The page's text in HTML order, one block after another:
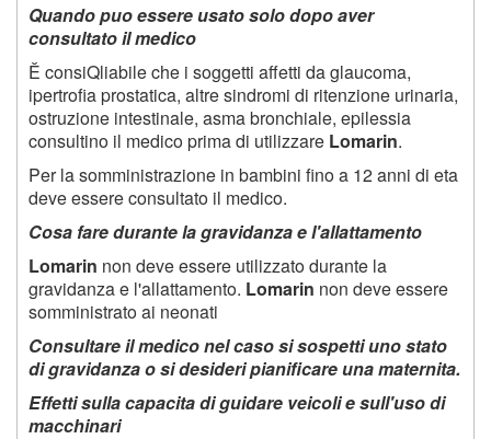
Quando puo essere usato solo dopo aver
consultato il medico
Ě consiQliabile che i soggetti affetti da glaucoma,
ipertrofia prostatica, altre sindromi di ritenzione urinaria,
ostruzione intestinale, asma bronchiale, epilessia
consultino il medico prima di utilizzare Lomarin.
Per la somministrazione in bambini fino a 12 anni di eta
deve essere consultato il medico.
Cosa fare durante la gravidanza e l'allattamento
Lomarin non deve essere utilizzato durante la
gravidanza e l'allattamento. Lomarin non deve essere
somministrato ai neonati
Consultare il medico nel caso si sospetti uno stato
di gravidanza o si desideri pianificare una maternita.
Effetti sulla capacita di guidare veicoli e sull'uso di
macchinari